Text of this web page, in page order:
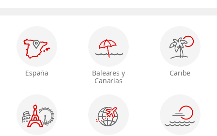
España
Baleares y
Canarias
Caribe